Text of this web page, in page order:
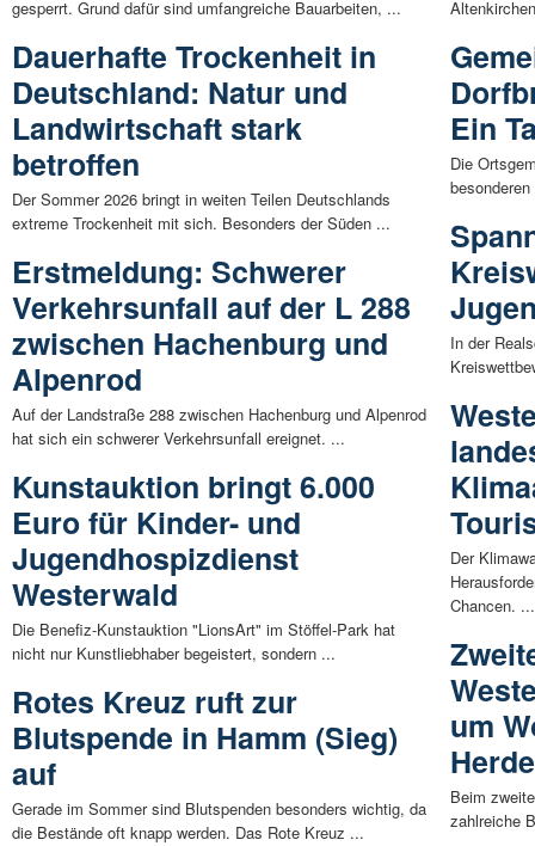
gesperrt. Grund dafür sind umfangreiche Bauarbeiten, ...
Dauerhafte Trockenheit in
Deutschland: Natur und
Landwirtschaft stark
betroffen
Der Sommer 2026 bringt in weiten Teilen Deutschlands
extreme Trockenheit mit sich. Besonders der Süden ...
Erstmeldung: Schwerer
Verkehrsunfall auf der L 288
zwischen Hachenburg und
Alpenrod
Auf der Landstraße 288 zwischen Hachenburg und Alpenrod
hat sich ein schwerer Verkehrsunfall ereignet. ...
Kunstauktion bringt 6.000
Euro für Kinder- und
Jugendhospizdienst
Westerwald
Die Benefiz-Kunstauktion "LionsArt" im Stöffel-Park hat
nicht nur Kunstliebhaber begeistert, sondern ...
Rotes Kreuz ruft zur
Blutspende in Hamm (Sieg)
auf
Gerade im Sommer sind Blutspenden besonders wichtig, da
die Bestände oft knapp werden. Das Rote Kreuz ...
Ein
Die
In der
Der
Chancen. ...
um
Beim
zahlreiche